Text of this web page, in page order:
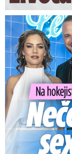
Na Gáboríka se